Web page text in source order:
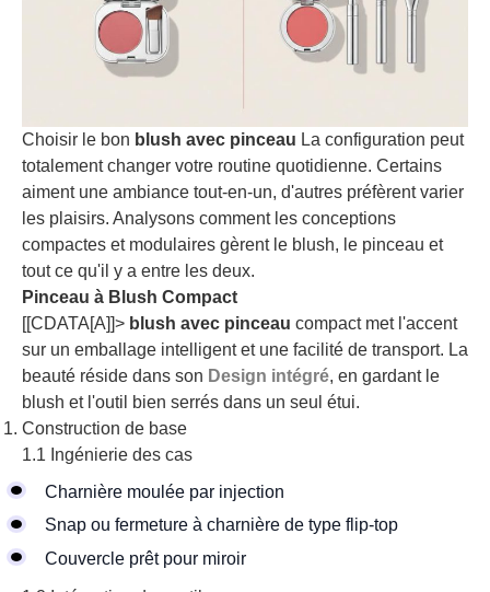
Choisir le bon blush avec pinceau La configuration peut
totalement changer votre routine quotidienne. Certains
aiment une ambiance tout-en-un, d'autres préfèrent varier
les plaisirs. Analysons comment les conceptions
compactes et modulaires gèrent le blush, le pinceau et
tout ce qu'il y a entre les deux.
Pinceau à Blush Compact
[[CDATA[A]]> blush avec pinceau compact met l'accent
sur un emballage intelligent et une facilité de transport. La
beauté réside dans son Design intégré, en gardant le
blush et l'outil bien serrés dans un seul étui.
Construction de base
1.1 Ingénierie des cas
Charnière moulée par injection
Snap ou fermeture à charnière de type flip-top
Couvercle prêt pour miroir